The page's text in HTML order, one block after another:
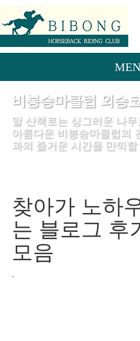
비봉승마클럽 외승
말 산책로는 싱그러운 나
아름다운 비봉승마클럽의
과의 즐거운 시간을 만끽
찾아가 노하
는 블로그 후
모음
.